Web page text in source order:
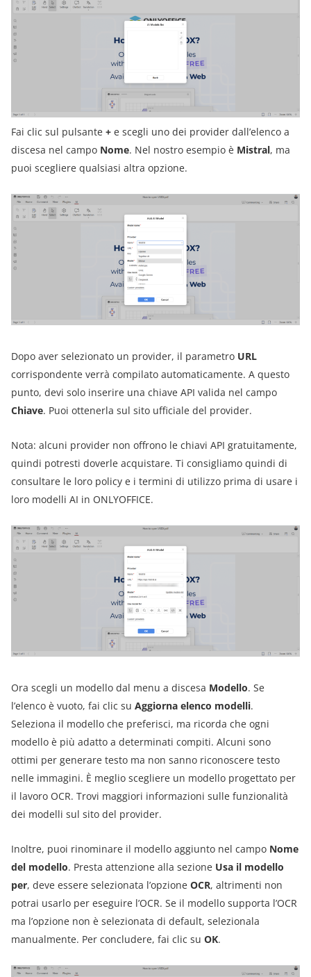
Fai clic sul pulsante + e scegli uno dei provider dall’elenco a
discesa nel campo Nome. Nel nostro esempio è Mistral, ma
puoi scegliere qualsiasi altra opzione.
Dopo aver selezionato un provider, il parametro URL
corrispondente verrà compilato automaticamente. A questo
punto, devi solo inserire una chiave API valida nel campo
Chiave. Puoi ottenerla sul sito ufficiale del provider.
Nota: alcuni provider non offrono le chiavi API gratuitamente,
quindi potresti doverle acquistare. Ti consigliamo quindi di
consultare le loro policy e i termini di utilizzo prima di usare i
loro modelli AI in ONLYOFFICE.
Ora scegli un modello dal menu a discesa Modello. Se
l’elenco è vuoto, fai clic su Aggiorna elenco modelli.
Seleziona il modello che preferisci, ma ricorda che ogni
modello è più adatto a determinati compiti. Alcuni sono
ottimi per generare testo ma non sanno riconoscere testo
nelle immagini. È meglio scegliere un modello progettato per
il lavoro OCR. Trovi maggiori informazioni sulle funzionalità
dei modelli sul sito del provider.
Inoltre, puoi rinominare il modello aggiunto nel campo Nome
del modello. Presta attenzione alla sezione Usa il modello
per, deve essere selezionata l’opzione OCR, altrimenti non
potrai usarlo per eseguire l’OCR. Se il modello supporta l’OCR
ma l’opzione non è selezionata di default, selezionala
manualmente. Per concludere, fai clic su OK.